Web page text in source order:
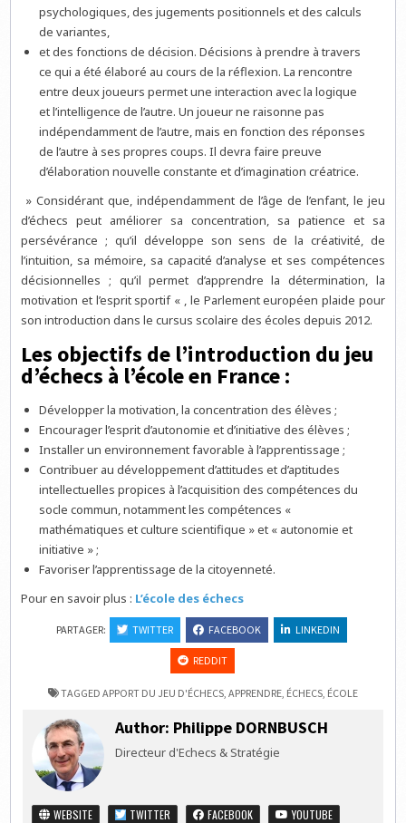
psychologiques, des jugements positionnels et des calculs
de variantes,
et des fonctions de décision. Décisions à prendre à travers
ce qui a été élaboré au cours de la réflexion. La rencontre
entre deux joueurs permet une interaction avec la logique
et l’intelligence de l’autre. Un joueur ne raisonne pas
indépendamment de l’autre, mais en fonction des réponses
de l’autre à ses propres coups. Il devra faire preuve
d’élaboration nouvelle constante et d’imagination créatrice.
» Considérant que, indépendamment de l’âge de l’enfant, le jeu
d’échecs peut améliorer sa concentration, sa patience et sa
persévérance ; qu’il développe son sens de la créativité, de
l’intuition, sa mémoire, sa capacité d’analyse et ses compétences
décisionnelles ; qu’il permet d’apprendre la détermination, la
motivation et l’esprit sportif « , le Parlement européen plaide pour
son introduction dans le cursus scolaire des écoles depuis 2012.
Les objectifs de l’introduction du jeu
d’échecs à l’école en France :
Développer la motivation, la concentration des élèves ;
Encourager l’esprit d’autonomie et d’initiative des élèves ;
Installer un environnement favorable à l’apprentissage ;
Contribuer au développement d’attitudes et d’aptitudes
intellectuelles propices à l’acquisition des compétences du
socle commun, notamment les compétences «
mathématiques et culture scientifique » et « autonomie et
initiative » ;
Favoriser l’apprentissage de la citoyenneté.
Pour en savoir plus : L’école des échecs
PARTAGER: TWITTER FACEBOOK LINKEDIN
REDDIT
TAGGED APPORT DU JEU D'ÉCHECS, APPRENDRE, ÉCHECS, ÉCOLE
Author: Philippe DORNBUSCH
Directeur d'Echecs & Stratégie
WEBSITE TWITTER FACEBOOK YOUTUBE